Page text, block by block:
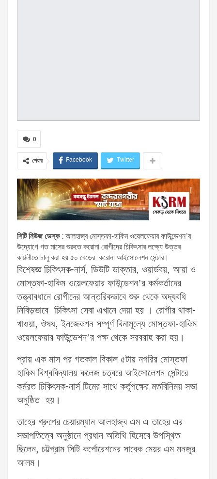
0
শেয়ার Facebook Twitter
সিটি নিউজ ডেস্ক: আলহাজ্ব মোস্তফা-হাকিম ওয়েলফেয়ার ফাউন্ডেশন’র
উদ্যোগে গত মাসের শুরুতে করোনা রোগীদের চিকিৎসার লক্ষ্যে উত্তর
কাট্টলীতে চালু করা হয় ৫০ বেডের করোনা আইসোলেশন সেন্টার।
বিশেষজ্ঞ চিকিৎসক-নার্স, ডিউটি ডাক্তার, ওয়ার্ডবয়, আয়া ও
মোস্তফা-হাকিম ওয়েলফেয়ার ফাউন্ডেশন’র কর্মকর্তাদের
তত্ত্বাবধানে রোগীদের আন্তরিকভাবে শুরু থেকে অদ্যবধি
নিবিড়ভাবে চিকিৎসা সেবা এখানে দেয়া হয় । রোগীর থাকা-
খাওয়া, ঔষধ, ইনজেকশন সম্পূর্ণ বিনামূল্যে মোস্তফা-হাকিম
ওয়েলফেয়ার ফাউন্ডেশন’র পক্ষ থেকে সরবরাহ করা হয়।
প্রায় এক মাস পর গতকাল বিকাল ৫টায় নগরির মোস্তফা
হাকিম বিশ্ববিদ্যালয় কলেজ চত্বরে আইসোলেশন সেন্টারে
কর্মরত চিকিৎসক-নার্স টিমের সাথে কর্তৃপক্ষের মতবিনিময় সভা
অনুষ্ঠিত হয়।
তাহের গ্রুপের চেয়ারম্যান আলহাজ্ব এম এ তাহের এর
সভাপতিত্বে অনুষ্ঠানে প্রধান অতিথি হিসেবে উপস্থিত
ছিলেন, চট্টগ্রাম সিটি কর্পোরেশনের সাবেক মেয়র এম মনজুর
আলম।